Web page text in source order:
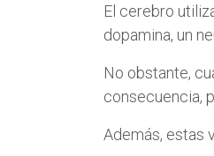
El cerebro
dopamina, un
No obstante,
consecuencia,
Además, estas